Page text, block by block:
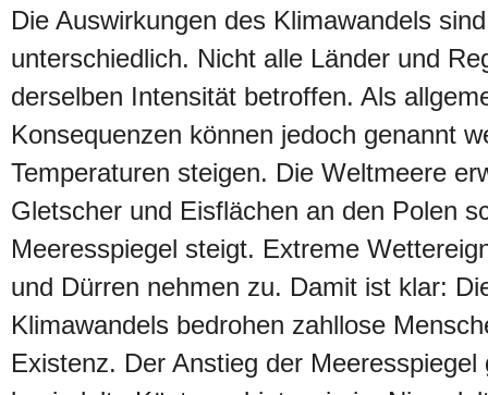
Die Auswirkungen des Klimawandels
unterschiedlich. Nicht alle Länder und
derselben Intensität betroffen. Als
Konsequenzen können jedoch genannt
Temperaturen steigen. Die Weltmeere
Gletscher und Eisflächen an den Polen
Meeresspiegel steigt. Extreme
und Dürren nehmen zu. Damit ist klar:
Klimawandels bedrohen zahllose
Existenz. Der Anstieg der Meeresspiegel